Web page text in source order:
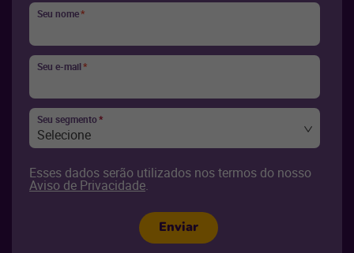
Seu nome*
Seu e-mail*
Seu segmento*
Selecione
Esses dados serão utilizados nos termos do nosso
Aviso de Privacidade.
Enviar